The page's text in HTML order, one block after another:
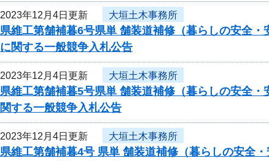
2023年12月4日更新 大垣土木事務所
県維工第舗補暮6号県単 舗装道補修（暮らしの安全
に関する一般競争入札公告
2023年12月4日更新 大垣土木事務所
県維工第舗補暮5号県単 舗装道補修（暮らしの安全
関する一般競争入札公告
2023年12月4日更新 大垣土木事務所
県維工第舗補暮4号 県単 舗装道補修（暮らしの安全